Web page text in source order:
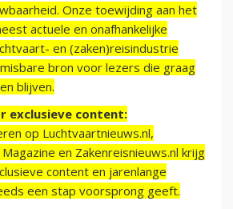
Onze toewijding aan het
actuele en onafhankelijke
en (zaken)reisindustrie
bron voor lezers die graag
blijven.
exclusieve content:
op Luchtvaartnieuws.nl,
en Zakenreisnieuws.nl krijg
content en jarenlange
een stap voorsprong geeft.